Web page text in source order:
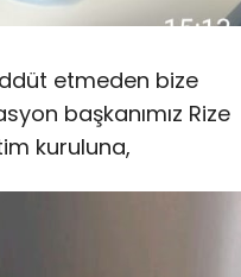
etmeden bize
başkanımız Rize
kuruluna,